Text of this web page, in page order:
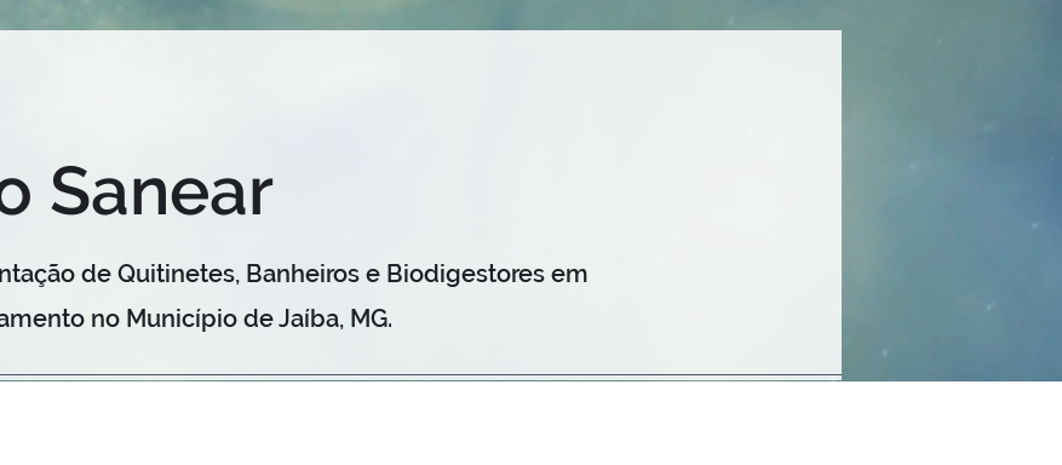
Sanear
de Quitinetes, Banheiros e Biodigestores em
no Município de Jaíba, MG.